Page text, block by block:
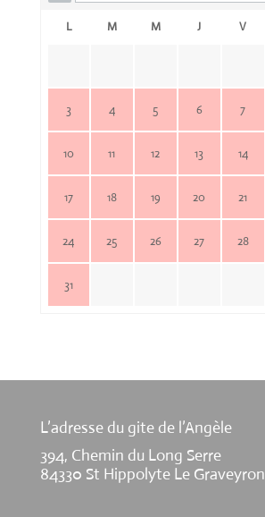
L M M J V
3 4 5 6 7
10 11 12 13 14
17 18 19 20 21
24 25 26 27 28
31
L’adresse du gite de l’Angèle
394, Chemin du Long Serre
84330 St Hippolyte Le Graveyron